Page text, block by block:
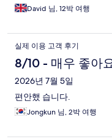
David 님, 12박 여행
실제 이용 고객 후기
8/10 - 매우 좋아
2026년 7월 5일
편안했 습니다.
Jongkun 님, 2박 여행